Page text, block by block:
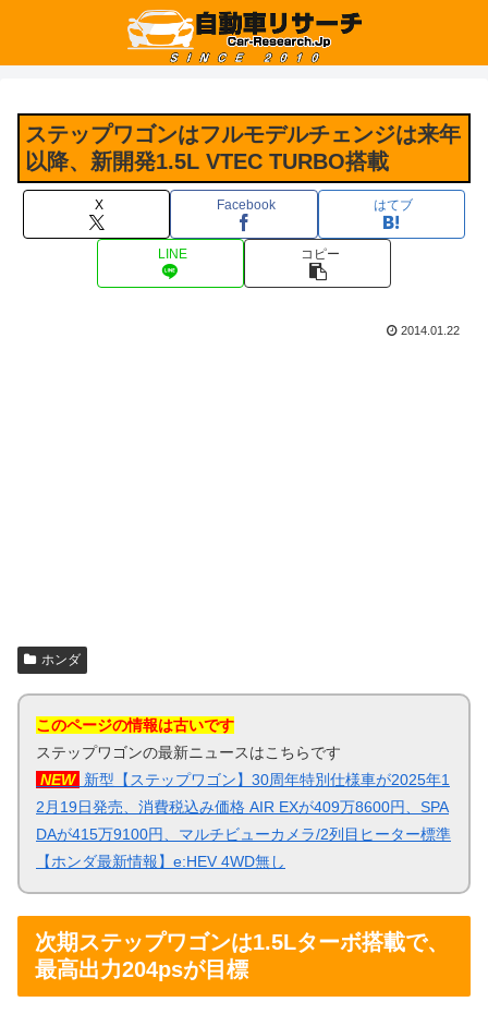
ステップワゴンはフルモデルチェンジは来年
以降、新開発1.5L VTEC TURBO搭載
X Facebook はてブ
LINE コピー
2014.01.22
ホンダ
このページの情報は古いです
ステップワゴンの最新ニュースはこちらです
NEW 新型【ステップワゴン】30周年特別仕様車が2025年1
2月19日発売、消費税込み価格 AIR EXが409万8600円、SPA
DAが415万9100円、マルチビューカメラ/2列目ヒーター標準
【ホンダ最新情報】e:HEV 4WD無し
次期ステップワゴンは1.5Lターボ搭載で、
最高出力204psが目標